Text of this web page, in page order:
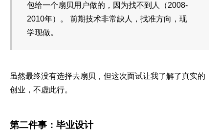
包给一个扇贝用户做的，因为找不到人（2008-
2010年）。 前期技术非常缺人，找准方向，现
学现做。
虽然最终没有选择去扇贝，但这次面试让我了解了真实的
创业，不虚此行。
第二件事：毕业设计